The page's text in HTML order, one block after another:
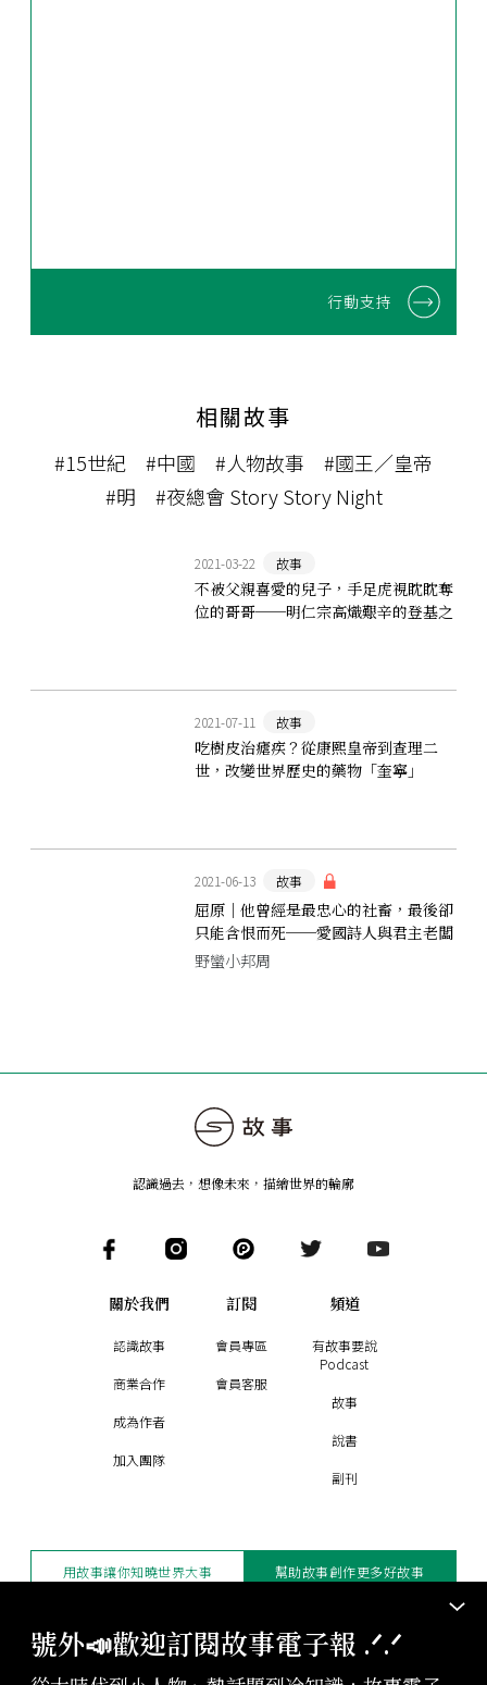
行動支持
相關故事
#15世紀 #中國 #人物故事
#國王／皇帝
#明
#夜總會 Story Story Night
2021-03-22 故事
不被父親喜愛的兒子，手足虎視眈眈奪
位的哥哥──明仁宗高熾艱辛的登基之
2021-07-11 故事
吃樹皮治瘧疾？從康熙皇帝到查理二
世，改變世界歷史的藥物「奎寧」
2021-06-13 故事
屈原｜他曾經是最忠心的社畜，最後卻
只能含恨而死──愛國詩人與君主老闆
的職場恩仇錄
野蠻小邦周
號外📣歡迎訂閱故事電子報 .ᐟ‪‪.ᐟ
認識過去，想像未來 ， 描繪世界的輪廓
關於我們
認識故事
商業合作
成為作者
加入團隊
訂閱
會員專區
會員客服
頻道
有故事要說
Podcast
故事
說書
副刊
用故事讓你知曉世界大事 幫助故事創作更多好故事